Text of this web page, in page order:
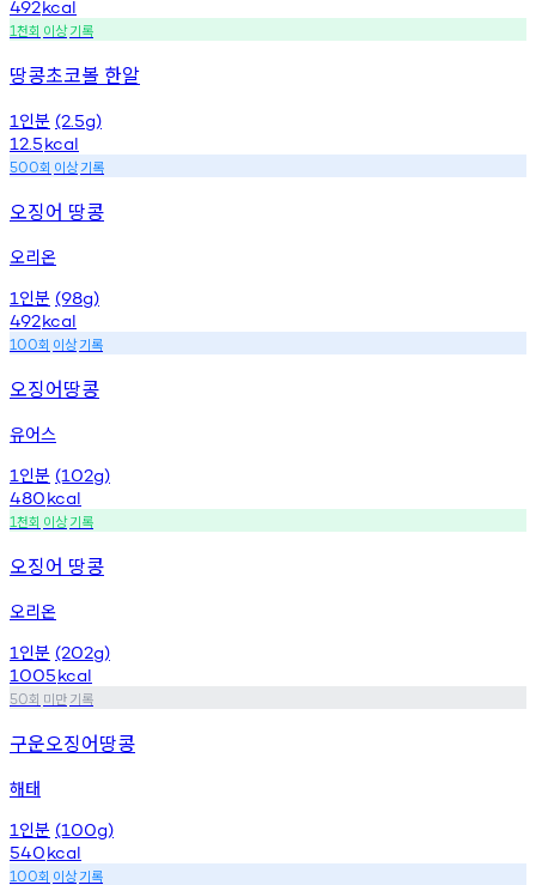
492kcal
1천회 이상기록
땅콩초코볼 한알
1 인분 (2.5g)
12.5kcal
500회 이상기록
오징어 땅콩
오리온
1 인분 (98g)
492kcal
100회 이상기록
오징어땅콩
유어스
1 인분 (102g)
480kcal
1천회 이상기록
오징어 땅콩
오리온
1 인분 (202g)
1005kcal
50회 미만기록
구운오징어땅콩
해태
1 인분 (100g)
540kcal
100회 이상기록